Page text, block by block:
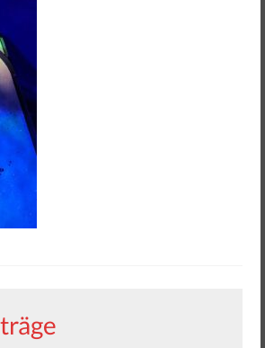
3
GmbH
– NFC Kartenzahlung